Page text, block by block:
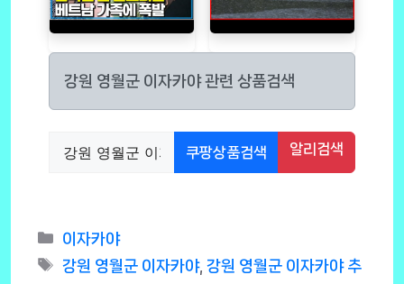
강원 영월군 이자카야 관련 상품검색
쿠팡상품검색 알리검색
Categories
이자카야
Tags
강원 영월군 이자카야,강원 영월군 이자카야 추